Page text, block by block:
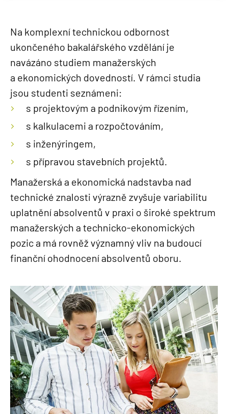
Na komplexní technickou odbornost
ukončeného bakalářského vzdělání je
navázáno studiem manažerských
a ekonomických dovedností. V rámci studia
jsou studenti seznámeni:
s projektovým a podnikovým řízením,
s kalkulacemi a rozpočtováním,
s inženýringem,
s přípravou stavebních projektů.
Manažerská a ekonomická nadstavba nad
technické znalosti výrazně zvyšuje variabilitu
uplatnění absolventů v praxi o široké spektrum
manažerských a technicko-ekonomických
pozic a má rovněž významný vliv na budoucí
finanční ohodnocení absolventů oboru.